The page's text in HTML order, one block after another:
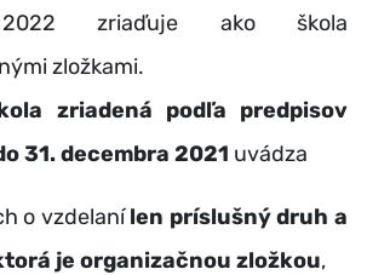
zriaďuje ako škola
zložkami.
zriadená podľa predpisov
31. decembra 2021 uvádza
o vzdelanílen príslušný druh a
je organizačnou zložkou,